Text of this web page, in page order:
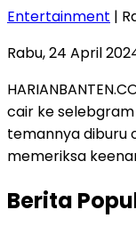
Entertainment |
Rabu, 24 April
cair ke
temannya diburu
memeriksa
Berita